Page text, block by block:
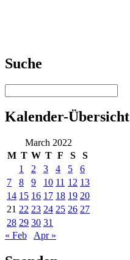
Suche
Kalender-Übersicht
March 2022
M T W T F S
S
1
2 3 4 5
6
7
8 9 10 11 12 13
14 15 16 17 18 19 20
21 22 23 24 25 26 27
28 29 30 31
« Feb
Apr »